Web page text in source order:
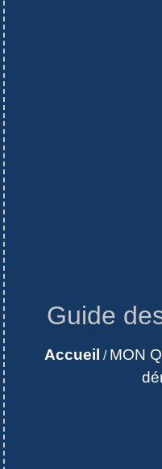
Guide
Accueil / MON